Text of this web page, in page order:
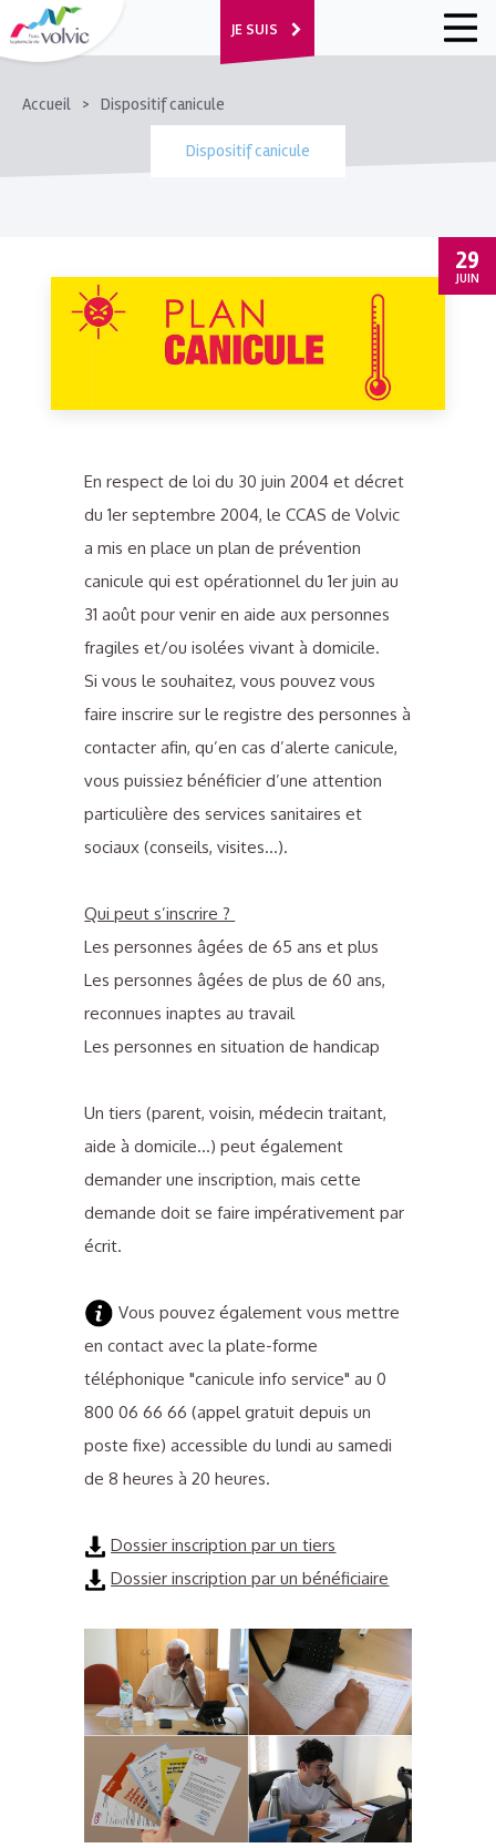
JE SUIS
FIL
D'ARIANE
Accueil Dispositif canicule
Dispositif canicule
29
JUIN
En respect de loi du 30 juin 2004 et décret
du 1er septembre 2004, le CCAS de Volvic
a mis en place un plan de prévention
canicule qui est opérationnel du 1er juin au
31 août pour venir en aide aux personnes
fragiles et/ou isolées vivant à domicile.
Si vous le souhaitez, vous pouvez vous
faire inscrire sur le registre des personnes à
contacter afin, qu’en cas d’alerte canicule,
vous puissiez bénéficier d’une attention
particulière des services sanitaires et
sociaux (conseils, visites…).
Qui peut s’inscrire ?
Les personnes âgées de 65 ans et plus
Les personnes âgées de plus de 60 ans,
reconnues inaptes au travail
Les personnes en situation de handicap
Un tiers (parent, voisin, médecin traitant,
aide à domicile…) peut également
demander une inscription, mais cette
demande doit se faire impérativement par
écrit.
Vous pouvez également vous mettre
en contact avec la plate-forme
téléphonique "canicule info service" au 0
800 06 66 66 (appel gratuit depuis un
poste fixe) accessible du lundi au samedi
de 8 heures à 20 heures.
Dossier inscription par un tiers
Dossier inscription par un bénéficiaire